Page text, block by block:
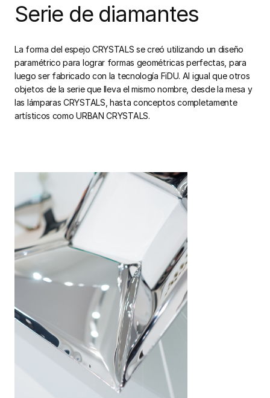
Serie de diamantes
La forma del espejo CRYSTALS se creó utilizando un diseño
paramétrico para lograr formas geométricas perfectas, para
luego ser fabricado con la tecnología FiDU. Al igual que otros
objetos de la serie que lleva el mismo nombre, desde la mesa y
las lámparas CRYSTALS, hasta conceptos completamente
artísticos como URBAN CRYSTALS.